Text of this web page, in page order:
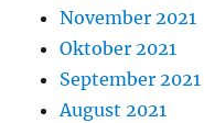
November 2021
Oktober 2021
September 2021
August 2021